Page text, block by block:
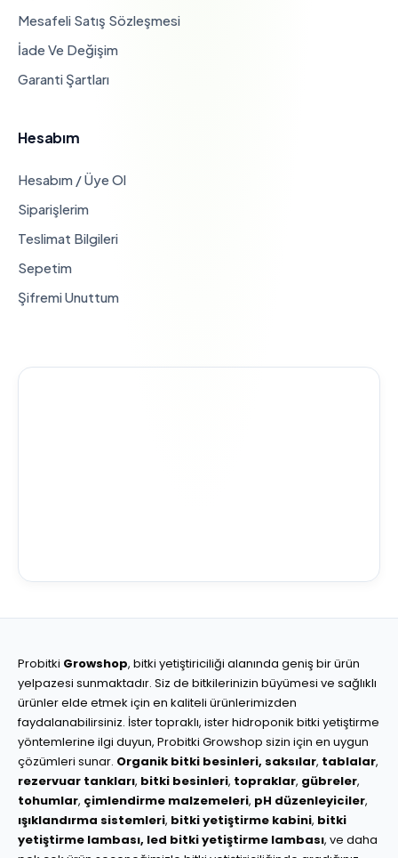
Mesafeli Satış Sözleşmesi
İade Ve Değişim
Garanti Şartları
Hesabım
Hesabım / Üye Ol
Siparişlerim
Teslimat Bilgileri
Sepetim
Şifremi Unuttum
Probitki Growshop, bitki yetiştiriciliği alanında geniş bir ürün
yelpazesi sunmaktadır. Siz de bitkilerinizin büyümesi ve sağlıklı
ürünler elde etmek için en kaliteli ürünlerimizden
faydalanabilirsiniz. İster topraklı, ister hidroponik bitki yetiştirme
yöntemlerine ilgi duyun, Probitki Growshop sizin için en uygun
çözümleri sunar. Organik bitki besinleri, saksılar, tablalar,
rezervuar tankları, bitki besinleri, topraklar, gübreler,
tohumlar, çimlendirme malzemeleri, pH düzenleyiciler,
ışıklandırma sistemleri, bitki yetiştirme kabini, bitki
yetiştirme lambası, led bitki yetiştirme lambası, ve daha